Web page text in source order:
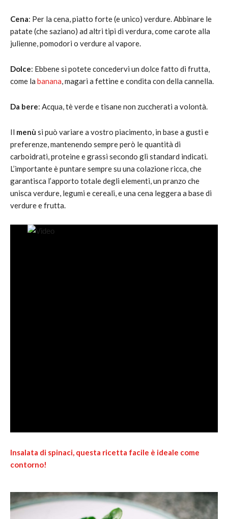
Cena: Per la cena, piatto forte (e unico) verdure. Abbinare le
patate (che saziano) ad altri tipi di verdura, come carote alla
julienne, pomodori o verdure al vapore.
Dolce: Ebbene sì potete concedervi un dolce fatto di frutta,
come la banana, magari a fettine e condita con della cannella.
Da bere: Acqua, tè verde e tisane non zuccherati a volontà.
Il menù si può variare a vostro piacimento, in base a gusti e
preferenze, mantenendo sempre però le quantità di
carboidrati, proteine e grassi secondo gli standard indicati.
L’importante è puntare sempre su una colazione ricca, che
garantisca l’apporto totale degli elementi, un pranzo che
unisca verdure, legumi e cereali, e una cena leggera a base di
verdure e frutta.
Insalata di spinaci, questa ricetta facile è ideale come
contorno!